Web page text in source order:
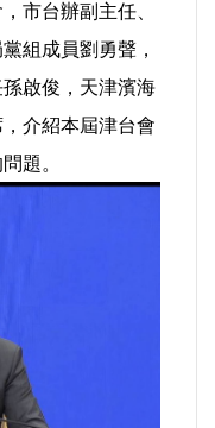
市台辦副主任、
組成員劉勇聲，
啟俊，天津濱海
介紹本屆津台會
題。